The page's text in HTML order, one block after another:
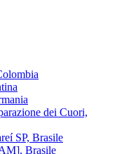
dei Cuori,
SP, Brasile
Brasile